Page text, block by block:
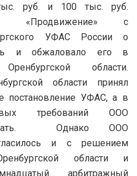
руб. и 100 тыс. руб.
«Продвижение» с
УФАС России о
и обжаловало его в
области.
области принял
постановление УФАС, а в
требований ООО
Однако ООО
и с решением
области и
арбитражный